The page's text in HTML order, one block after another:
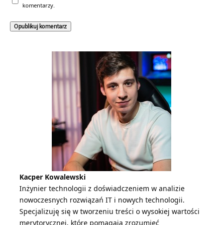
komentarzy.
Kacper Kowalewski
Inżynier technologii z doświadczeniem w analizie
nowoczesnych rozwiązań IT i nowych technologii.
Specjalizuję się w tworzeniu treści o wysokiej wartości
merytorycznej, które pomagają zrozumieć